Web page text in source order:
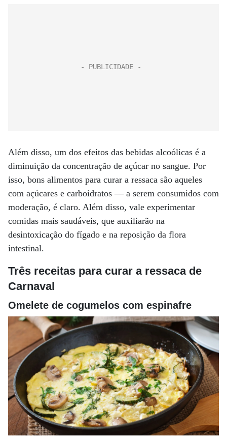
Além disso, um dos efeitos das bebidas alcoólicas é a
diminuição da concentração de açúcar no sangue. Por
isso, bons alimentos para curar a ressaca são aqueles
com açúcares e carboidratos — a serem consumidos com
moderação, é claro. Além disso, vale experimentar
comidas mais saudáveis, que auxiliarão na
desintoxicação do fígado e na reposição da flora
intestinal.
Três receitas para curar a ressaca de
Carnaval
Omelete de cogumelos com espinafre